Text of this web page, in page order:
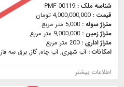
شناسه ملک : PMF-00119
قیمت : 4,000,000,000 تومان
متراژ سوله : 5,000 متر مربع
متراژ زمین : 9,000,000 متر مربع
متراژ اداری : 200 متر مربع
امکانات :آب شهری, آب چاه, گاز, برق سه فاز
اطلاعات بیشتر